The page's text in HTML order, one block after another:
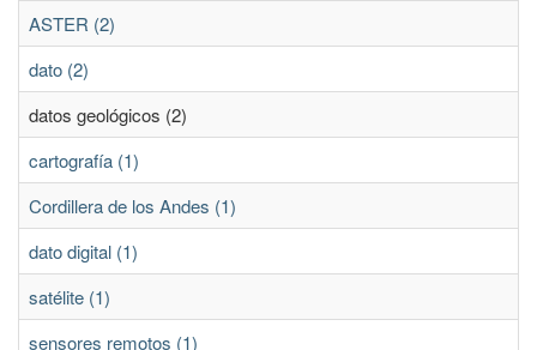
ASTER (2)
dato (2)
datos geológicos (2)
cartografía (1)
Cordillera de los Andes (1)
dato digital (1)
satélite (1)
sensores remotos (1)